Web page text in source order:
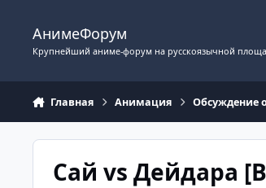
АнимеФорум
Крупнейший аниме-форум на русскоязычной
Главная Анимация Обсуждение
Сай vs Дейдара